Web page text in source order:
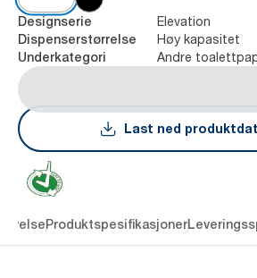
Designserie Elevation
Dispenserstørrelse Høy kapasitet
Underkategori Andre
Last ned
Produktspesifikasjoner